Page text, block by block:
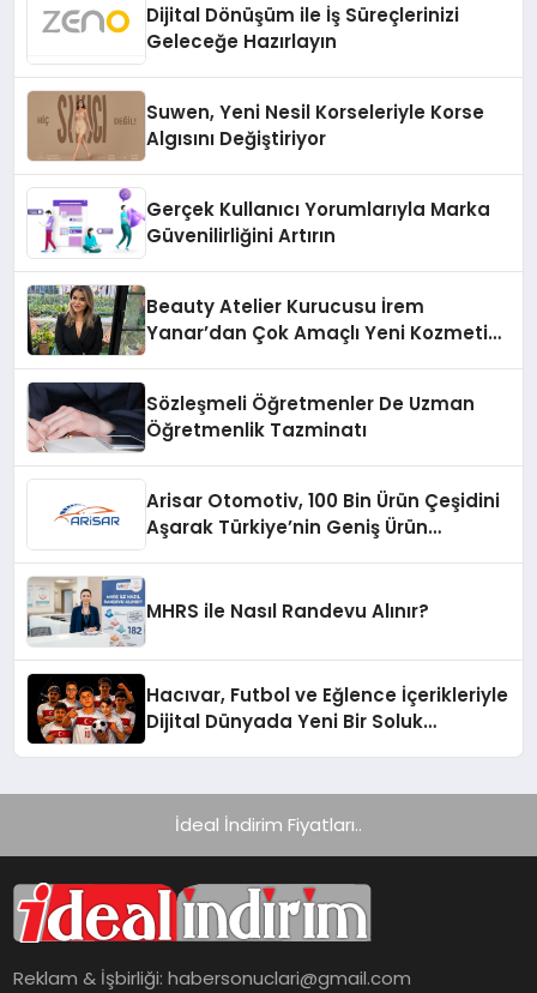
Dijital Dönüşüm ile İş Süreçlerinizi
Geleceğe Hazırlayın
Suwen, Yeni Nesil Korseleriyle Korse
Algısını Değiştiriyor
Gerçek Kullanıcı Yorumlarıyla Marka
Güvenilirliğini Artırın
Beauty Atelier Kurucusu İrem
Yanar’dan Çok Amaçlı Yeni Kozmetik
Sözleşmeli Öğretmenler De Uzman
Öğretmenlik Tazminatı
Arisar Otomotiv, 100 Bin Ürün Çeşidini
Aşarak Türkiye’nin Geniş Ürün
MHRS ile Nasıl Randevu Alınır?
Hacıvar, Futbol ve Eğlence İçerikleriyle
Dijital Dünyada Yeni Bir Soluk
İdeal İndirim Fiyatları..
Reklam & İşbirliği:habersonuclari@gmail.com